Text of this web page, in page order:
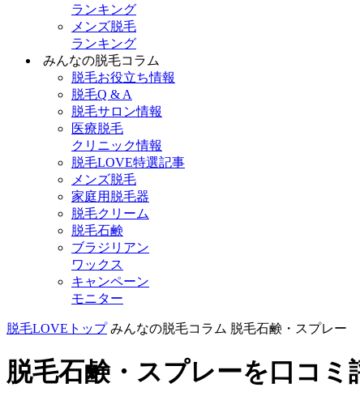
ランキング
メンズ脱毛
ランキング
みんなの脱毛コラム
脱毛お役立ち情報
脱毛Q & A
脱毛サロン情報
医療脱毛
クリニック情報
脱毛LOVE特選記事
メンズ脱毛
家庭用脱毛器
脱毛クリーム
脱毛石鹸
ブラジリアン
ワックス
キャンペーン
モニター
脱毛LOVEトップ みんなの脱毛コラム 脱毛石鹸・スプレー
脱毛石鹸・スプレーを口コミ